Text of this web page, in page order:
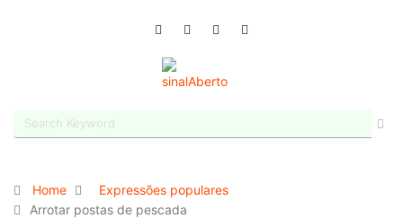
Home
Expressões populares
Arrotar postas de pescada